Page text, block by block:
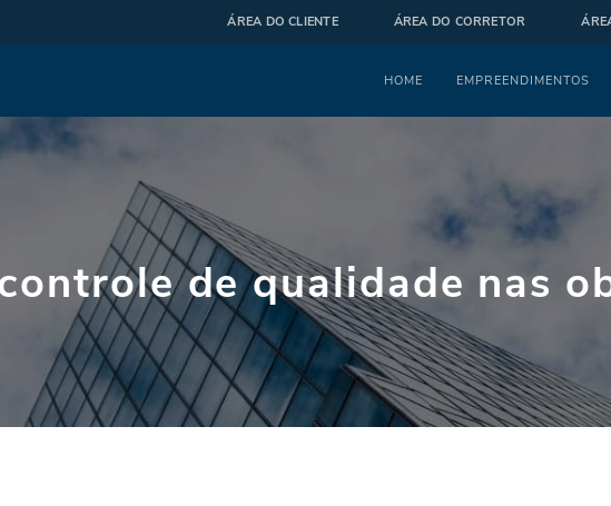
ÁREA DO CLIENTE ÁREA DO CORRETOR
Menu
HOME EMPREENDIMENTOS
de qualidade nas